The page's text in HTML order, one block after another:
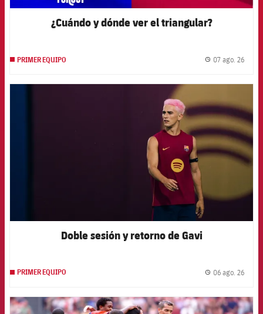
¿Cuándo y dónde ver el triangular?
PRIMER EQUIPO 07 ago. 26
FCB Barcelona badge
Doble sesión y retorno de Gavi
PRIMER EQUIPO 06 ago. 26
FCB Barcelona badge